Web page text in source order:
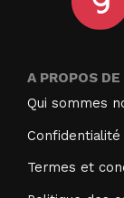
A PROPOS
Qui sommes
Confidentialité
Termes et